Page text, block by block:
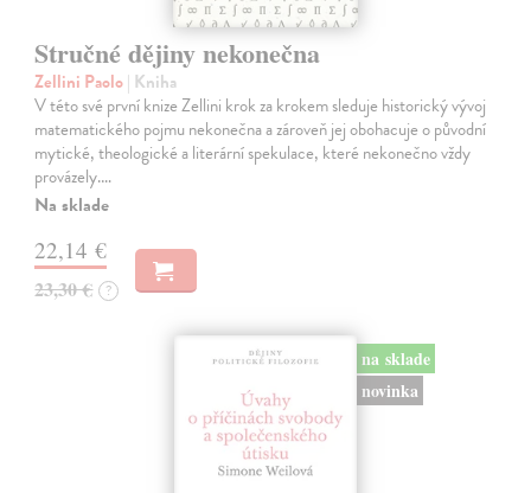
Stručné dějiny nekonečna
Zellini Paolo| Kniha
V této své první knize Zellini krok za krokem sleduje historický vývoj
matematického pojmu nekonečna a zároveň jej obohacuje o původní
mytické, theologické a literární spekulace, které nekonečno vždy
provázely.…
Na sklade
22,14 €
23,30 € ?
na sklade
novinka